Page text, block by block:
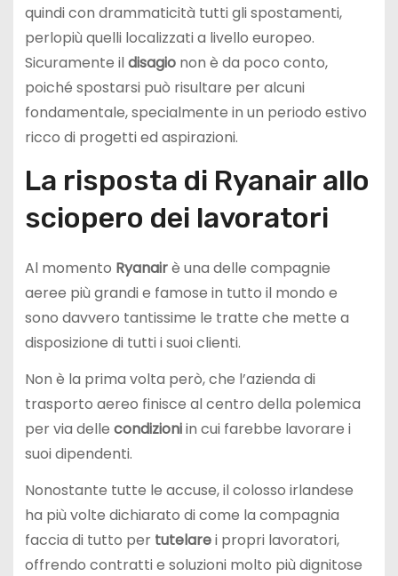
quindi con drammaticità tutti gli spostamenti,
perlopiù quelli localizzati a livello europeo.
Sicuramente ildisagionon è da poco conto,
poiché spostarsi può risultare per alcuni
fondamentale, specialmente in un periodo estivo
ricco di progetti ed aspirazioni.
La risposta di Ryanair allo
sciopero dei lavoratori
Al momento Ryanairè una delle compagnie
aeree più grandi e famose in tutto il mondo e
sono davvero tantissime le tratte che mette a
disposizione di tutti i suoi clienti.
Non è la prima volta però, che l’azienda di
trasporto aereo finisce al centro della polemica
per via delle condizioniin cui farebbe lavorare i
suoi dipendenti.
Nonostante tutte le accuse, il colosso irlandese
ha più volte dichiarato di come la compagnia
faccia di tutto per tutelarei propri lavoratori,
offrendo contratti e soluzioni molto più dignitose